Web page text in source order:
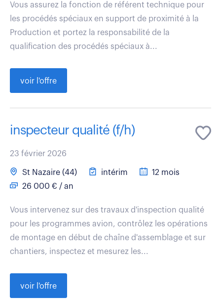
Vous assurez la fonction de référent technique pour
les procédés spéciaux en support de proximité à la
Production et portez la responsabilité de la
qualification des procédés spéciaux à...
voir l'offre
inspecteur qualité (f/h)
23 février 2026
St Nazaire (44) intérim
12 mois
26 000 € / an
Vous intervenez sur des travaux d'inspection qualité
pour les programmes avion, contrôlez les opérations
de montage en début de chaîne d'assemblage et sur
chantiers, inspectez et mesurez les...
voir l'offre